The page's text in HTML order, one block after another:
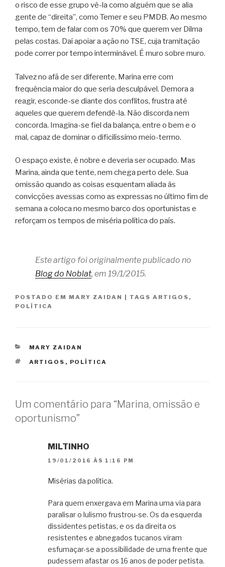
o risco de esse grupo vê-la como alguém que se alia
gente de “direita”, como Temer e seu PMDB. Ao mesmo
tempo, tem de falar com os 70% que querem ver Dilma
pelas costas. Daí apoiar a ação no TSE, cuja tramitação
pode correr por tempo interminável. É muro sobre muro.
Talvez no afã de ser diferente, Marina erre com
frequência maior do que seria desculpável. Demora a
reagir, esconde-se diante dos conflitos, frustra até
aqueles que querem defendê-la. Não discorda nem
concorda. Imagina-se fiel da balança, entre o bem e o
mal, capaz de dominar o dificilíssimo meio-termo.
O espaço existe, é nobre e deveria ser ocupado. Mas
Marina, ainda que tente, nem chega perto dele. Sua
omissão quando as coisas esquentam aliada às
convicções avessas como as expressas no último fim de
semana a coloca no mesmo barco dos oportunistas e
reforçam os tempos de miséria política do país.
Este artigo foi originalmente publicado no
Blog do Noblat, em 19/1/2015.
POSTADO EM MARY ZAIDAN | TAGS ARTIGOS ,
POLÍTICA
CATEGORIAS
MARY ZAIDAN
TAGS
ARTIGOS , POLÍTICA
Um comentário para “Marina, omissão e
oportunismo”
MILTINHO
19/01/2016 ÀS 1:16 PM
Misérias da política.
Para quem enxergava em Marina uma via para
paralisar o lulismo frustrou-se. Os da esquerda
dissidentes petistas, e os da direita os
resistentes e abnegados tucanos viram
esfumaçar-se a possibilidade de uma frente que
pudessem afastar os 16 anos de poder petista.